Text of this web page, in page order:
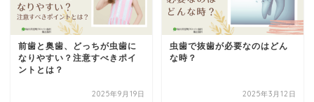
前歯と奥歯、どっちが虫歯に
なりやすい？注意すべきポイ
ントとは？
2025年9月19日
虫歯で抜歯が必要なのはどん
な時？
2025年3月12日